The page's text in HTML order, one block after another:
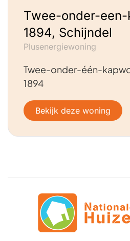
Twee-onder-
1894, Schijndel
Plusenergiewoning
Twee-onder-één-
1894
Bekijk deze woning